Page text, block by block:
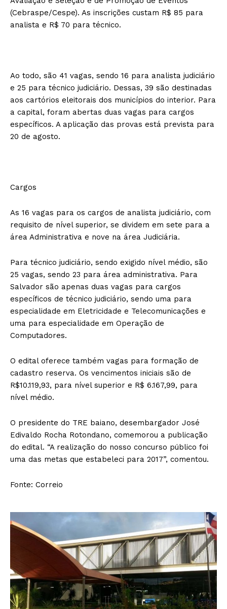
(Cebraspe/Cespe). As inscrições custam R$ 85 para
analista e R$ 70 para técnico.
Ao todo, são 41 vagas, sendo 16 para analista judiciário
e 25 para técnico judiciário. Dessas, 39 são destinadas
aos cartórios eleitorais dos municípios do interior. Para
a capital, foram abertas duas vagas para cargos
específicos. A aplicação das provas está prevista para
20 de agosto.
Cargos
As 16 vagas para os cargos de analista judiciário, com
requisito de nível superior, se dividem em sete para a
área Administrativa e nove na área Judiciária.
Para técnico judiciário, sendo exigido nível médio, são
25 vagas, sendo 23 para área administrativa. Para
Salvador são apenas duas vagas para cargos
específicos de técnico judiciário, sendo uma para
especialidade em Eletricidade e Telecomunicações e
uma para especialidade em Operação de
Computadores.
O edital oferece também vagas para formação de
cadastro reserva. Os vencimentos iniciais são de
R$10.119,93, para nível superior e R$ 6.167,99, para
nível médio.
O presidente do TRE baiano, desembargador José
Edivaldo Rocha Rotondano, comemorou a publicação
do edital. “A realização do nosso concurso público foi
uma das metas que estabeleci para 2017”, comentou.
Fonte: Correio